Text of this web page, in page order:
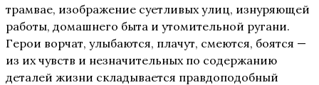
трамвае, изображение суетливых улиц, изнуряющей
работы, домашнего быта и утомительной ругани.
Герои ворчат, улыбаются, плачут, смеются, боятся —
из их чувств и незначительных по содержанию
деталей жизни складывается правдоподобный